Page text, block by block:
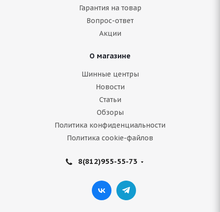
Подробнее
BFGoodrich Winter Slalom Ksi 235/70 R16 106S
Гарантия на товар
Вопрос-ответ
Акции
О магазине
Шинные центры
Новости
Статьи
Обзоры
Политика конфиденциальности
Политика cookie-файлов
8(812)955-55-73